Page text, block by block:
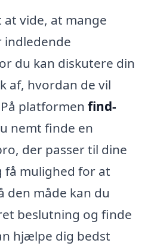
vide, at mange
du kan diskutere din
af, hvordan de vil
platformen find-
nemt finde en
der passer til dine
få mulighed for at
den måde kan du
beslutning og finde
hjælpe dig bedst